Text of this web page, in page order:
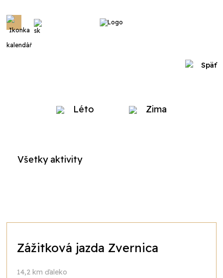
Späť
Léto Zima
Všetky aktivity
Zážitková jazda Zvernica
14,2 km ďaleko